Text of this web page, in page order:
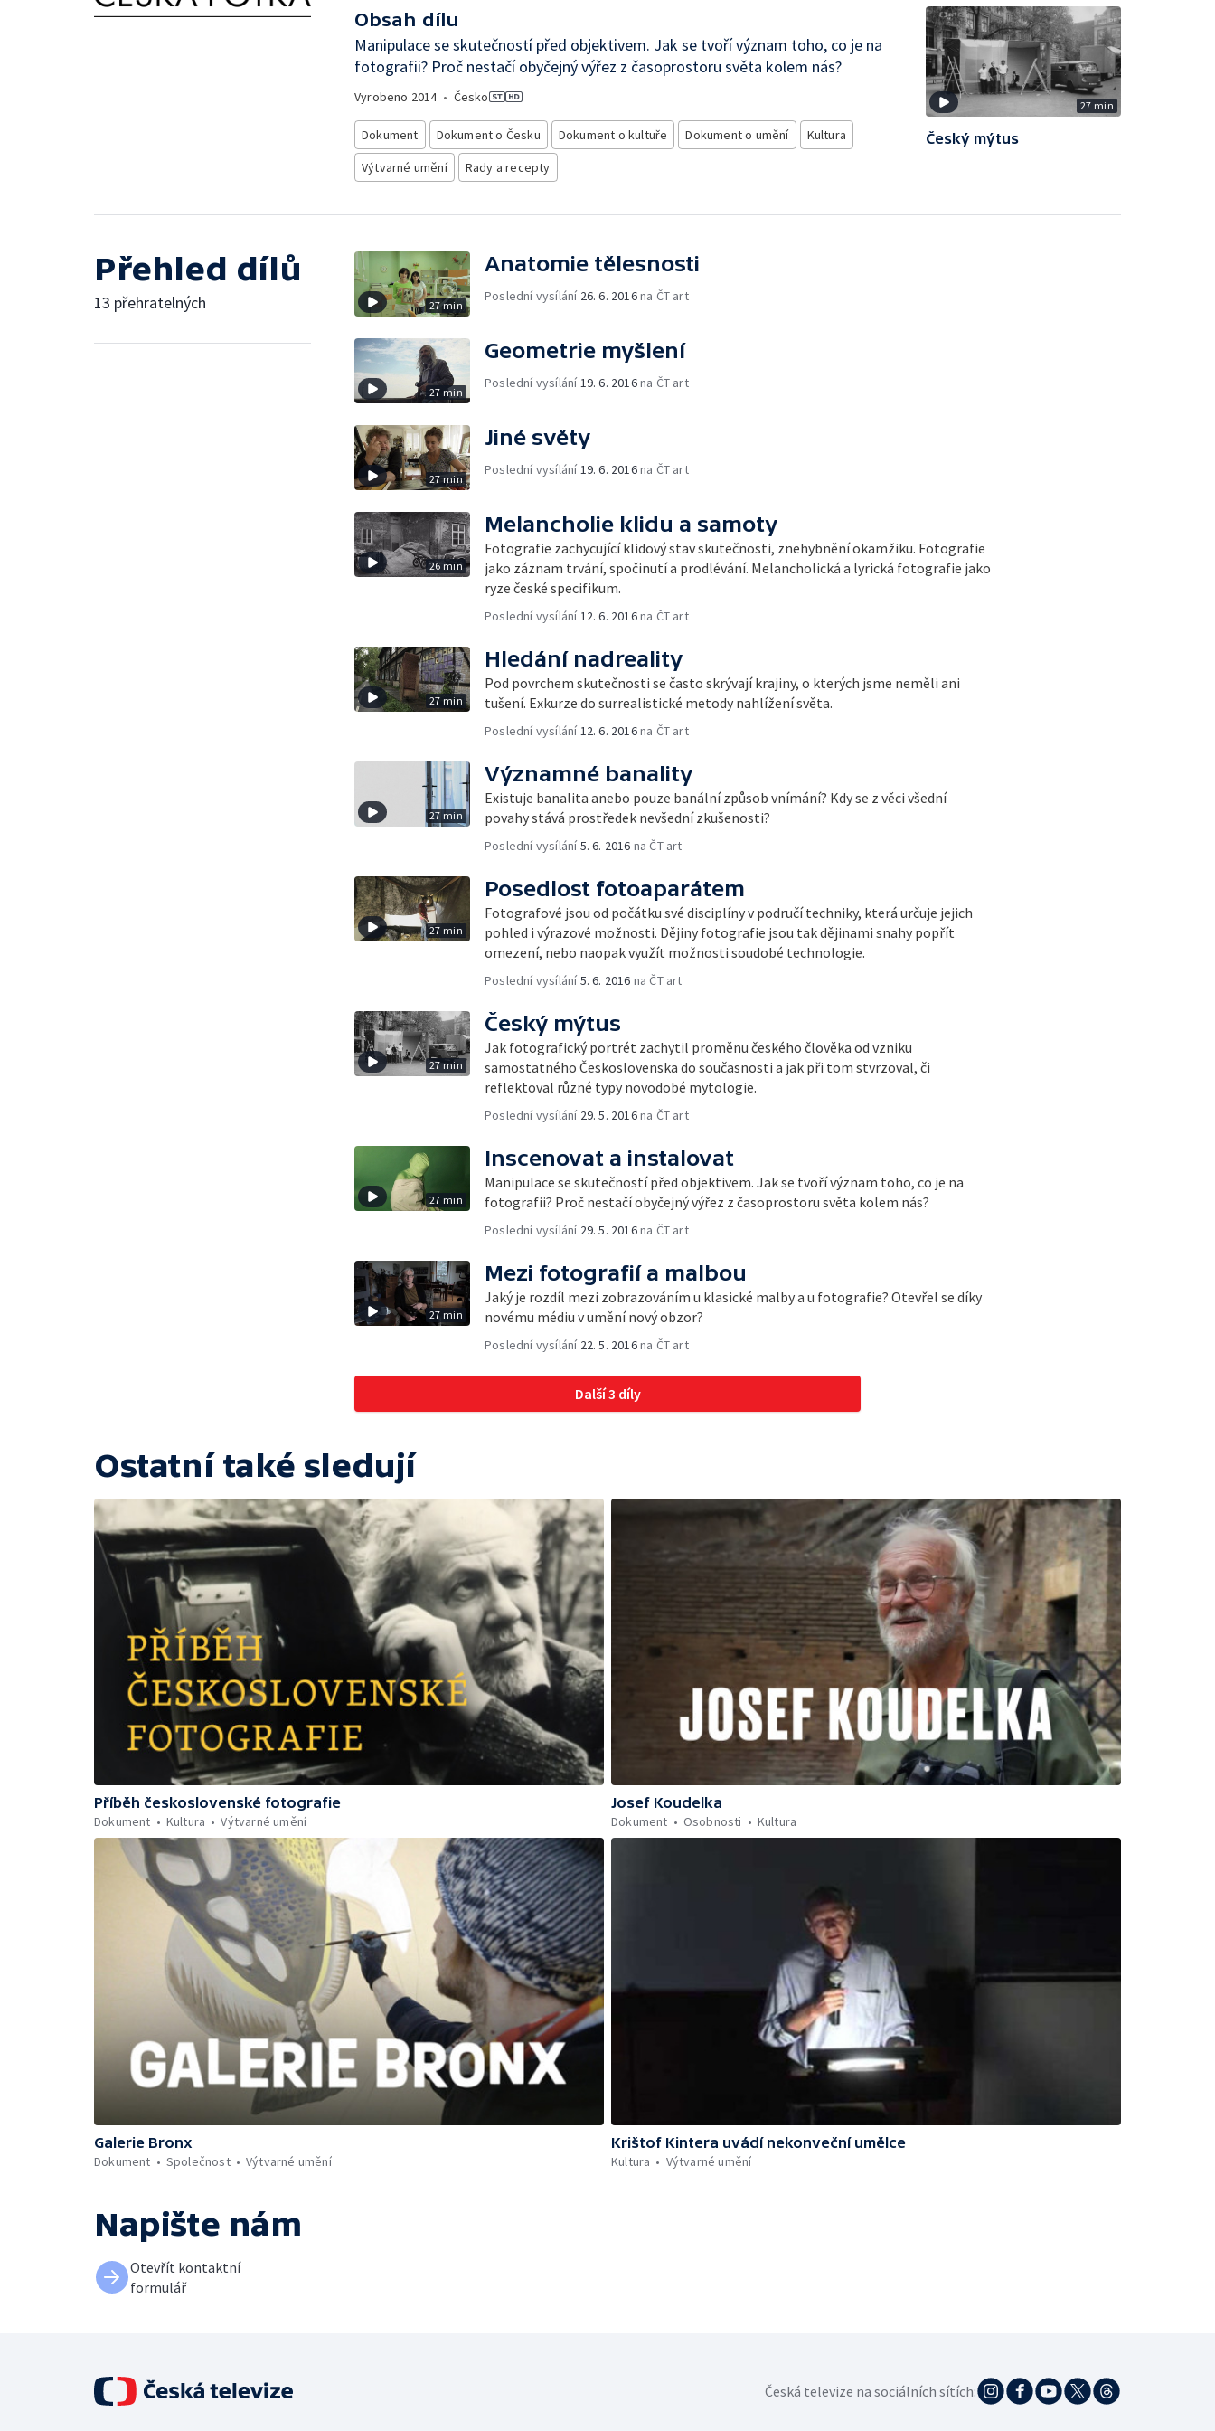
Obsah dílu
Manipulace se skutečností před objektivem. Jak se tvoří význam toho, co je na
fotografii? Proč nestačí obyčejný výřez z časoprostoru světa kolem nás?
Vyrobeno 2014• Česko
Dokument Dokument o Česku Dokument o kultuře Dokument o umění
Kultura
Výtvarné umění
Rady a recepty
27 min
Český mýtus
Přehled dílů
13 přehratelných 27 min
Anatomie tělesnosti
Poslední vysílání 26. 6. 2016na ČT art
27 min
Geometrie myšlení
Poslední vysílání19. 6. 2016na ČT art
27 min
Jiné světy
Poslední vysílání19. 6. 2016na ČT art
26 min
Melancholie klidu a samoty
Fotografie zachycující klidový stav skutečnosti, znehybnění okamžiku. Fotografie
jako záznam trvání, spočinutí a prodlévání. Melancholická a lyrická fotografie jako
ryze české specifikum.
Poslední vysílání12. 6. 2016na ČT art
27 min
Hledání nadreality
Pod povrchem skutečnosti se často skrývají krajiny, o kterých jsme neměli ani
tušení. Exkurze do surrealistické metody nahlížení světa.
Poslední vysílání12. 6. 2016na ČT art
27 min
Významné banality
Existuje banalita anebo pouze banální způsob vnímání? Kdy se z věci všední
povahy stává prostředek nevšední zkušenosti?
Poslední vysílání5. 6. 2016 na ČT art
27 min
Posedlost fotoaparátem
Fotografové jsou od počátku své disciplíny v područí techniky, která určuje jejich
pohled i výrazové možnosti. Dějiny fotografie jsou tak dějinami snahy popřít
omezení, nebo naopak využít možnosti soudobé technologie.
Poslední vysílání5. 6. 2016 na ČT art
27 min
Český mýtus
Jak fotografický portrét zachytil proměnu českého člověka od vzniku
samostatného Československa do současnosti a jak při tom stvrzoval, či
reflektoval různé typy novodobé mytologie.
Poslední vysílání 29. 5. 2016na ČT art
27 min
Inscenovat a instalovat
Manipulace se skutečností před objektivem. Jak se tvoří význam toho, co je na
fotografii? Proč nestačí obyčejný výřez z časoprostoru světa kolem nás?
Poslední vysílání 29. 5. 2016na ČT art
27 min
Mezi fotografií a malbou
Jaký je rozdíl mezi zobrazováním u klasické malby a u fotografie? Otevřel se díky
novému médiu v umění nový obzor?
Poslední vysílání 22. 5. 2016na ČT art
Další 3 díly
Ostatní také sledují
Příběh československé fotografie
Dokument
Kultura Výtvarné umění
Josef Koudelka
Dokument
Osobnosti Kultura
Galerie Bronx
Dokument
Společnost Výtvarné umění
Krištof Kintera uvádí nekonveční umělce
Kultura
Výtvarné umění
Napište nám
Otevřít kontaktní
formulář
Česká televize na sociálních sítích: